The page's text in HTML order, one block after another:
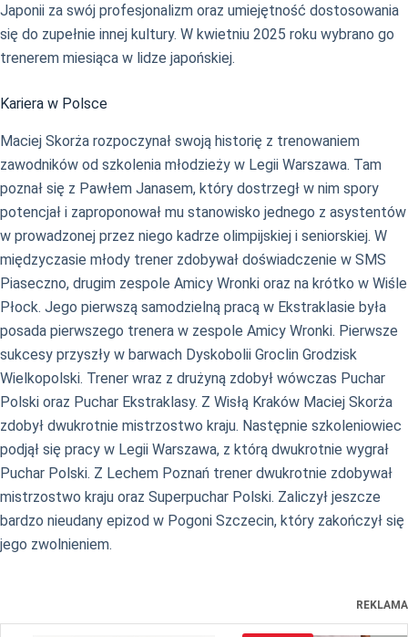
Japonii za swój profesjonalizm oraz umiejętność dostosowania
się do zupełnie innej kultury. W kwietniu 2025 roku wybrano go
trenerem miesiąca w lidze japońskiej.
Kariera w Polsce
Maciej Skorża rozpoczynał swoją historię z trenowaniem
zawodników od szkolenia młodzieży w Legii Warszawa. Tam
poznał się z Pawłem Janasem, który dostrzegł w nim spory
potencjał i zaproponował mu stanowisko jednego z asystentów
w prowadzonej przez niego kadrze olimpijskiej i seniorskiej. W
międzyczasie młody trener zdobywał doświadczenie w SMS
Piaseczno, drugim zespole Amicy Wronki oraz na krótko w Wiśle
Płock. Jego pierwszą samodzielną pracą w Ekstraklasie była
posada pierwszego trenera w zespole Amicy Wronki. Pierwsze
sukcesy przyszły w barwach Dyskobolii Groclin Grodzisk
Wielkopolski. Trener wraz z drużyną zdobył wówczas Puchar
Polski oraz Puchar Ekstraklasy. Z Wisłą Kraków Maciej Skorża
zdobył dwukrotnie mistrzostwo kraju. Następnie szkoleniowiec
podjął się pracy w Legii Warszawa, z którą dwukrotnie wygrał
Puchar Polski. Z Lechem Poznań trener dwukrotnie zdobywał
mistrzostwo kraju oraz Superpuchar Polski. Zaliczył jeszcze
bardzo nieudany epizod w Pogoni Szczecin, który zakończył się
jego zwolnieniem.
REKLAMA